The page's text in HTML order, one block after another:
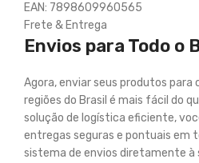
EAN: 7898609960565
Frete & Entrega
Envios para Todo o
Agora, enviar seus produtos para
regiões do Brasil é mais fácil do
solução de logística eficiente,
entregas seguras e pontuais em
sistema de envios diretamente à